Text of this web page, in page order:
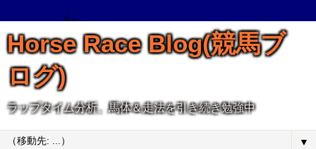
Horse Race Blog(競馬ブ
ログ)
ラップタイム分析、馬体＆走法を引き続き勉強中
▼